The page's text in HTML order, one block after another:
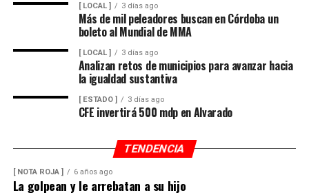
[ LOCAL ] 3 días ago
Más de mil peleadores buscan en Córdoba un
boleto al Mundial de MMA
[ LOCAL ] 3 días ago
Analizan retos de municipios para avanzar hacia
la igualdad sustantiva
[ ESTADO ] 3 días ago
CFE invertirá 500 mdp en Alvarado
TENDENCIA
[ NOTA ROJA ] 6 años ago
La golpean y le arrebatan a su hijo